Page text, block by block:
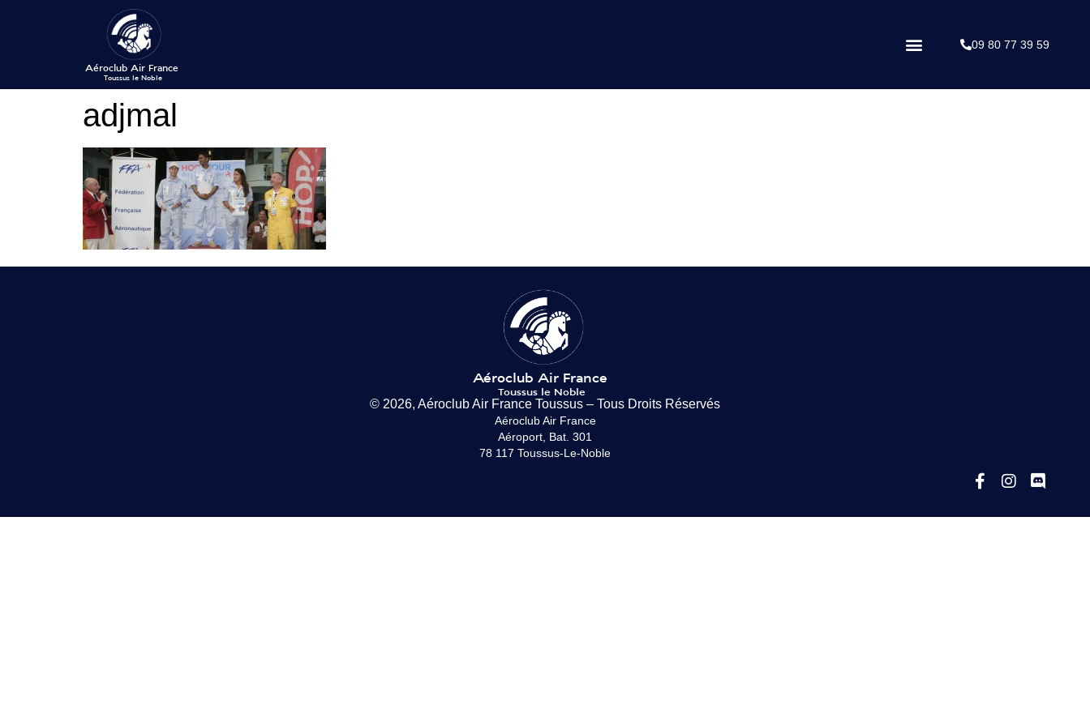
09 80 77 39 59
adjmal
© 2026, Aéroclub Air France Toussus – Tous Droits Réservés
Aéroclub Air France
Aéroport, Bat. 301
78 117 Toussus-Le-Noble